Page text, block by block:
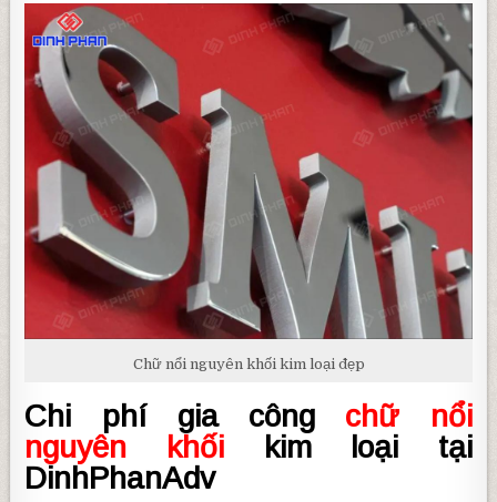
Chữ nổi nguyên khối kim loại đẹp
Chi phí gia công chữ nổi
nguyên khối kim loại tại
DinhPhanAdv